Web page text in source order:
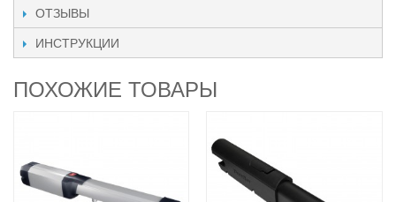
ОТЗЫВЫ
ИНСТРУКЦИИ
ПОХОЖИЕ ТОВАРЫ